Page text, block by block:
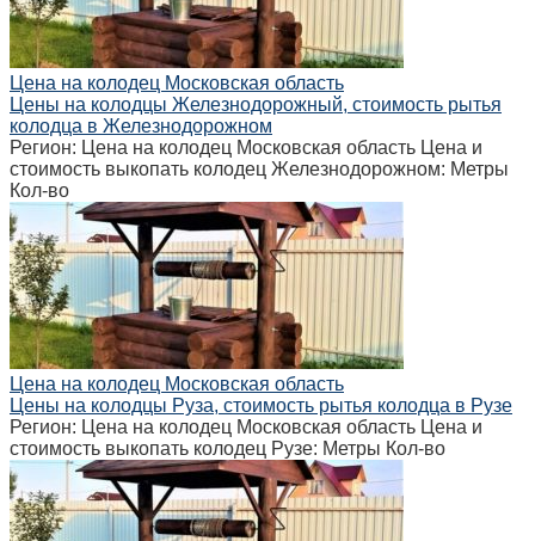
Цена на колодец Московская область
Цены на колодцы Железнодорожный, стоимость рытья
колодца в Железнодорожном
Регион: Цена на колодец Московская область Цена и
стоимость выкопать колодец Железнодорожном: Метры
Кол-во
Цена на колодец Московская область
Цены на колодцы Руза, стоимость рытья колодца в Рузе
Регион: Цена на колодец Московская область Цена и
стоимость выкопать колодец Рузе: Метры Кол-во